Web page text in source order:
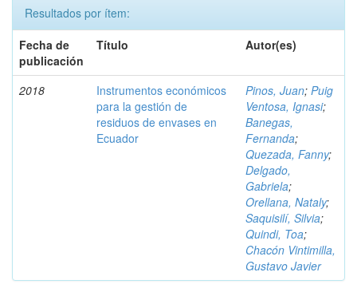
Resultados por ítem:
Fecha de
publicación
Título Autor(es)
2018
Instrumentos económicos
para la gestión de
residuos de envases en
Ecuador
Pinos, Juan; Puig
Ventosa, Ignasi;
Banegas,
Fernanda;
Quezada, Fanny;
Delgado,
Gabriela;
Orellana, Nataly;
Saquisilí, Silvia;
Quindi, Toa;
Chacón Vintimilla,
Gustavo Javier